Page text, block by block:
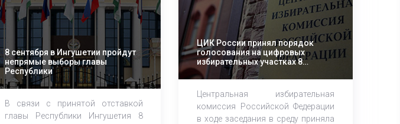
8 сентября в Ингушетии пройдут
непрямые выборы главы
Республики
В связи с принятой отставкой
главы Республики Ингушетия 8
ЦИК России принял порядок
голосования на цифровых
избирательных участках 8
сентября в Москве
Центральная избирательная
комиссия Российской Федерации
в ходе заседания в среду приняла